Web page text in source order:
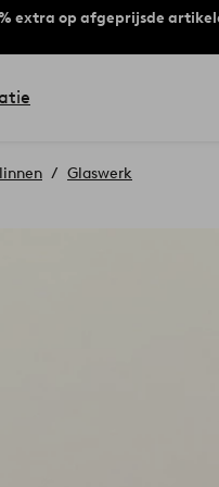
extra op afgeprijsde
Glaswerk